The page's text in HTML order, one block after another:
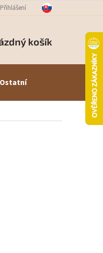
REKLAMACE ZBOŽÍ
Přihlášení
košík
Ostatní